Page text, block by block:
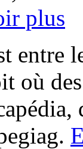
plus
entre
où